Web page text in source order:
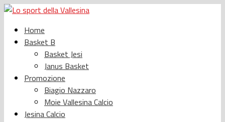
Home
Basket B
Basket Jesi
Janus Basket
Promozione
Biagio Nazzaro
Moie Vallesina Calcio
Jesina Calcio